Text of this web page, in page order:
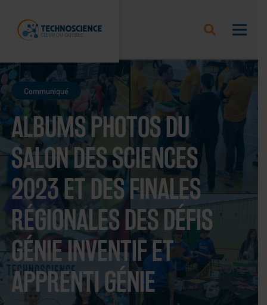
Communiqué
ALBUMS PHOTOS DU
SALON DES SCIENCES
2023 ET DES FINALES
RÉGIONALES DES DÉFIS
GÉNIE INVENTIF ET
APPRENTI GÉNIE